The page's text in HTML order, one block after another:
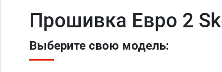
Прошивка Евро 2
Выберите свою модель: